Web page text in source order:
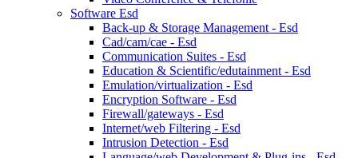
Software Esd
Back-up & Storage Management - Esd
Cad/cam/cae - Esd
Communication Suites - Esd
Education & Scientific/edutainment - Esd
Emulation/virtualization - Esd
Encryption Software - Esd
Firewall/gateways - Esd
Internet/web Filtering - Esd
Intrusion Detection - Esd